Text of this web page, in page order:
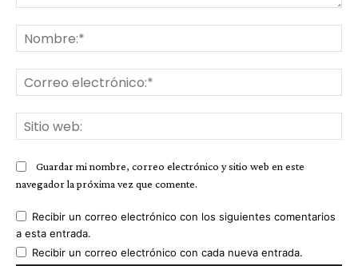
Guardar mi nombre, correo electrónico y sitio web en este
navegador la próxima vez que comente.
Recibir un correo electrónico con los siguientes comentarios
a esta entrada.
Recibir un correo electrónico con cada nueva entrada.